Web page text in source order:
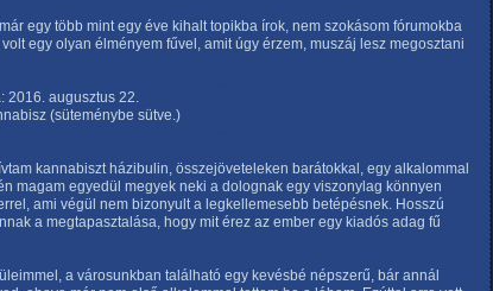
egy több mint egy éve kihalt topikba írok, nem szokásom fórumokba
egy olyan élményem fűvel, amit úgy érzem, muszáj lesz megosztani
2016. augusztus 22.
(süteménybe sütve.)
kannabiszt házibulin, összejöveteleken barátokkal, egy alkalommal
magam egyedül megyek neki a dolognak egy viszonylag könnyen
ami végül nem bizonyult a legkellemesebb betépésnek. Hosszú
a megtapasztalása, hogy mit érez az ember egy kiadós adag fű
a városunkban található egy kevésbé népszerű, bár annál